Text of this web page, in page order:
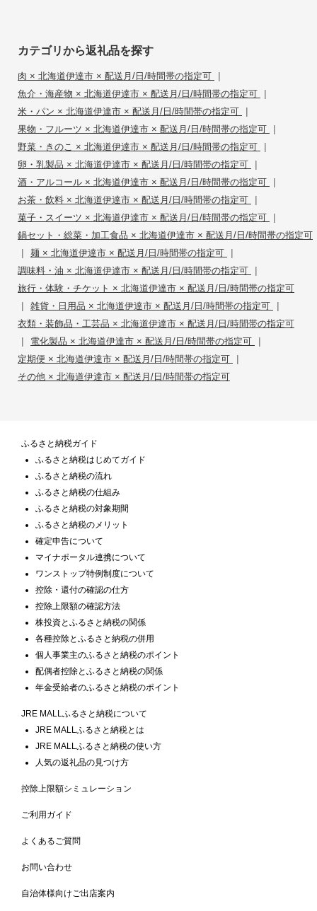
カテゴリから返礼品を探す
肉 × 北海道伊達市 × 配送月/日/時間帯の指定可 |
魚介・海産物 × 北海道伊達市 × 配送月/日/時間帯の指定可 |
米・パン × 北海道伊達市 × 配送月/日/時間帯の指定可 |
果物・フルーツ × 北海道伊達市 × 配送月/日/時間帯の指定可 |
野菜・きのこ × 北海道伊達市 × 配送月/日/時間帯の指定可 |
卵・乳製品 × 北海道伊達市 × 配送月/日/時間帯の指定可 |
酒・アルコール × 北海道伊達市 × 配送月/日/時間帯の指定可 |
お茶・飲料 × 北海道伊達市 × 配送月/日/時間帯の指定可 |
菓子・スイーツ × 北海道伊達市 × 配送月/日/時間帯の指定可 |
鍋セット・総菜・加工食品 × 北海道伊達市 × 配送月/日/時間帯の指定可
| 麺 × 北海道伊達市 × 配送月/日/時間帯の指定可 |
調味料・油 × 北海道伊達市 × 配送月/日/時間帯の指定可 |
旅行・体験・チケット × 北海道伊達市 × 配送月/日/時間帯の指定可
| 雑貨・日用品 × 北海道伊達市 × 配送月/日/時間帯の指定可 |
衣類・装飾品・工芸品 × 北海道伊達市 × 配送月/日/時間帯の指定可
| 電化製品 × 北海道伊達市 × 配送月/日/時間帯の指定可 |
定期便 × 北海道伊達市 × 配送月/日/時間帯の指定可 |
その他 × 北海道伊達市 × 配送月/日/時間帯の指定可
ふるさと納税ガイド
ふるさと納税はじめてガイド
ふるさと納税の流れ
ふるさと納税の仕組み
ふるさと納税の対象期間
ふるさと納税のメリット
確定申告について
マイナポータル連携について
ワンストップ特例制度について
控除・還付の確認の仕方
控除上限額の確認方法
株投資とふるさと納税の関係
各種控除とふるさと納税の併用
個人事業主のふるさと納税のポイント
配偶者控除とふるさと納税の関係
年金受給者のふるさと納税のポイント
JRE MALLふるさと納税について
JRE MALLふるさと納税とは
JRE MALLふるさと納税の使い方
人気の返礼品の見つけ方
控除上限額シミュレーション
ご利用ガイド
よくあるご質問
お問い合わせ
自治体様向けご出店案内